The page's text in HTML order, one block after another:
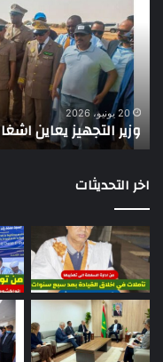
اشغال
بناء
طريق
باركيول-
الصواطه
20 يونيو، 2026
وزير التجهيز يعاين
اخر التحديثات